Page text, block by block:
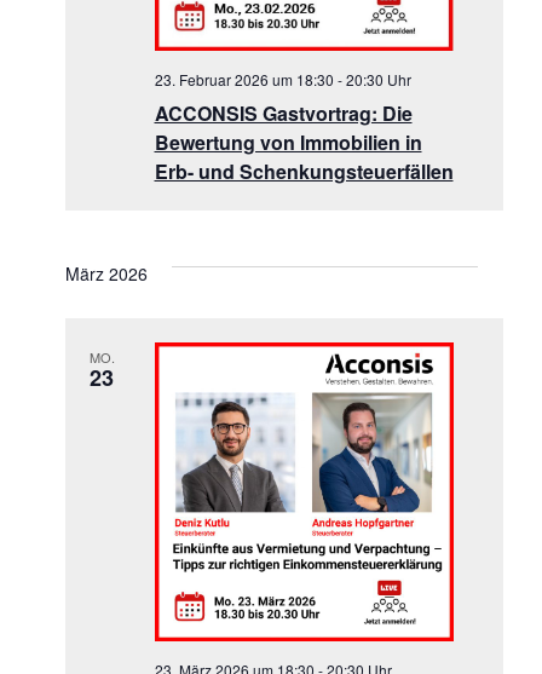
ACCONSIS Gastvortrag: Die
Bewertung von Immobilien in
Erb- und Schenkungsteuerfällen
23. Februar 2026 um 18:30 -20:30
März 2026
MO.
23
23. März 2026 um 18:30 -20:30